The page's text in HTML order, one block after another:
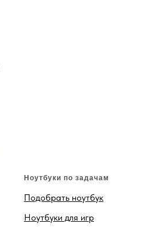
Ноутбуки по задачам
Подобрать ноутбук
Ноутбуки для игр